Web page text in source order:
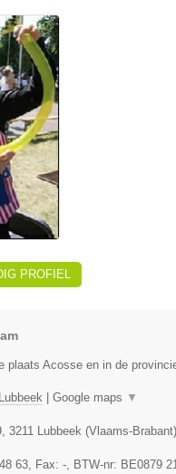
PROFIEL
plaats Acosse en in de
Lubbeek Google maps ▼
, 3211 Lubbeek (Vlaams-Brabant)
63, Fax: -, BTW-nr: BE0879